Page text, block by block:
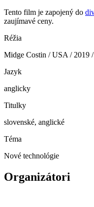
Tento film je zapojený do
zaujímavé ceny.
Réžia
Midge Costin / USA / 2019
Jazyk
anglicky
Titulky
slovenské, anglické
Téma
Nové technológie
Organizátori